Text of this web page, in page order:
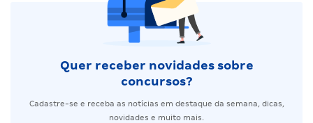
Quer receber novidades sobre
concursos?
Cadastre-se e receba as notícias em destaque da semana, dicas,
novidades e muito mais.